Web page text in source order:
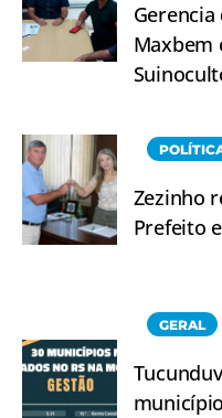
Gerencia
Maxbem
Zezinho
Prefeito
GERAL